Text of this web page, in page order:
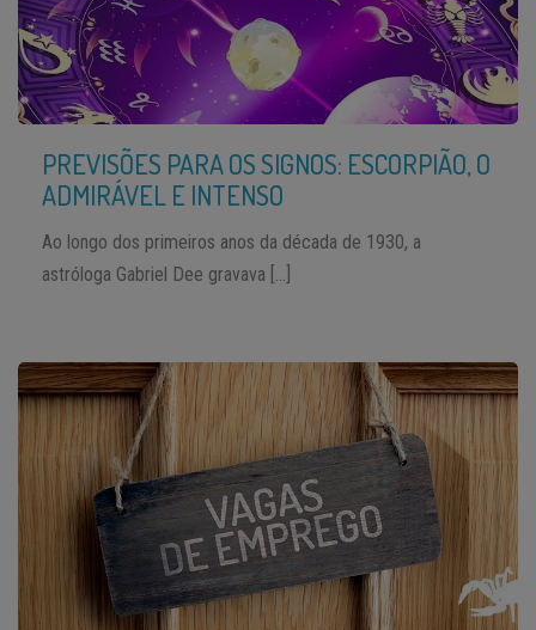
PREVISÕES PARA OS SIGNOS: ESCORPIÃO, O
ADMIRÁVEL E INTENSO
Ao longo dos primeiros anos da década de 1930, a
astróloga Gabriel Dee gravava […]